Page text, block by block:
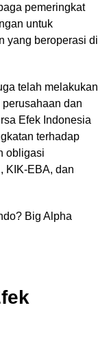
pemeringkat
untuk
yang beroperasi di
telah melakukan
dan
Efek Indonesia
terhadap
obligasi
KIK-EBA, dan
Big Alpha